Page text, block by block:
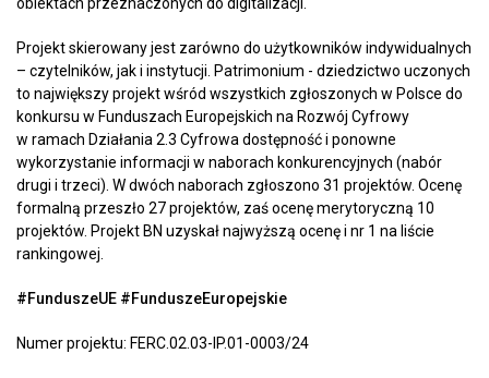
obiektach przeznaczonych do digitalizacji.
Projekt skierowany jest zarówno do użytkowników indywidualnych
– czytelników, jak i instytucji. Patrimonium - dziedzictwo uczonych
to największy projekt wśród wszystkich zgłoszonych w Polsce do
konkursu w Funduszach Europejskich na Rozwój Cyfrowy
w ramach Działania 2.3 Cyfrowa dostępność i ponowne
wykorzystanie informacji w naborach konkurencyjnych (nabór
drugi i trzeci). W dwóch naborach zgłoszono 31 projektów. Ocenę
formalną przeszło 27 projektów, zaś ocenę merytoryczną 10
projektów. Projekt BN uzyskał najwyższą ocenę i nr 1 na liście
rankingowej.
#FunduszeUE #FunduszeEuropejskie
Numer projektu: FERC.02.03-IP.01-0003/24